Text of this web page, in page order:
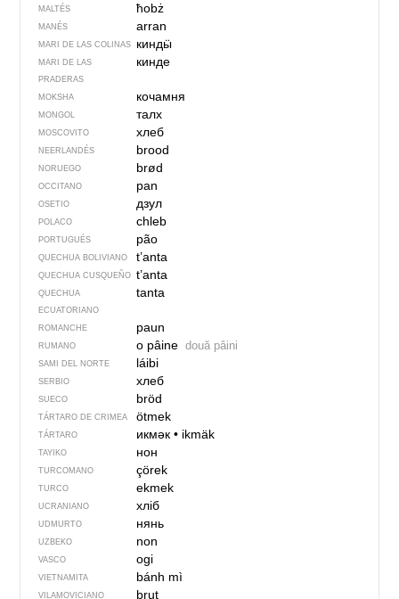
MALTÉS ħobż
MANÉS arran
MARI DE LAS COLINAS киндӹ
MARI DE LAS
PRADERAS
кинде
MOKSHA кочамня
MONGOL талх
MOSCOVITO хлеб
NEERLANDÉS brood
NORUEGO brød
OCCITANO pan
OSETIO дзул
POLACO chleb
PORTUGUÉS pão
QUECHUA BOLIVIANO t’anta
QUECHUA CUSQUEÑO t’anta
QUECHUA
ECUATORIANO
tanta
ROMANCHE paun
RUMANO o pâine două pâini
SAMI DEL NORTE láibi
SERBIO хлеб
SUECO bröd
TÁRTARO DE CRIMEA ötmek
TÁRTARO икмәк• ikmäk
TAYIKO нон
TURCOMANO çörek
TURCO ekmek
UCRANIANO хліб
UDMURTO нянь
UZBEKO non
VASCO ogi
VIETNAMITA bánh mì
VILAMOVICIANO brut